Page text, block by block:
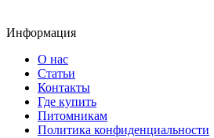
Информация
О нас
Статьи
Контакты
Где купить
Питомникам
Политика конфиденциальности